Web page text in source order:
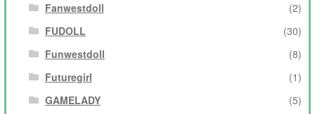
Fanwestdoll
(2)
FUDOLL
(30)
Funwestdoll
(8)
Futuregirl
(1)
GAMELADY
(5)